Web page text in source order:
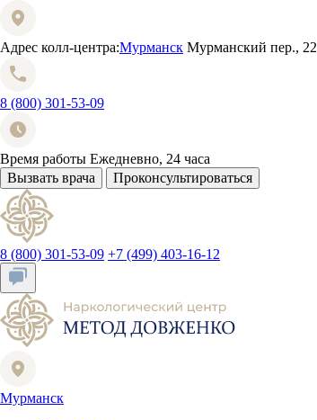
Адрес колл-центра:Мурманск Мурманский пер., 22
8 (800) 301-53-09
Время работы Ежедневно, 24 часа
Вызвать врача
Проконсультироваться
8 (800) 301-53-09 +7 (499) 403-16-12
Мурманск